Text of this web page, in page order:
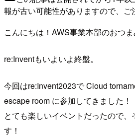
報が古い可能性がありますので、ご
こんにちは！AWS事業本部のおつま
re:Inventもいよいよ終盤。
今回はre:Invent2023で Cloud
escape room に参加してきました！
とても楽しいイベントだったので、
す！